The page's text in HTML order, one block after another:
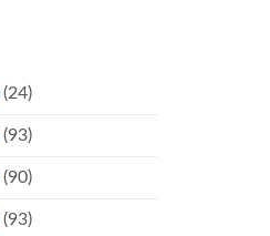
(24)
(93)
(90)
(93)